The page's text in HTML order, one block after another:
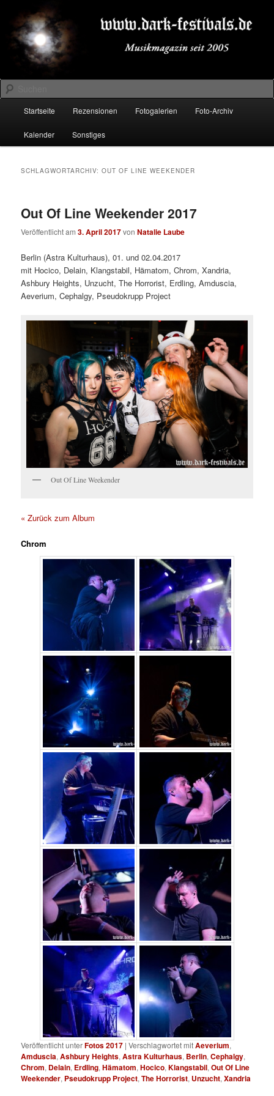
primären
Inhalt
springen
sekundären
Inhalt
springenDARK-FESTIVALS.DE
Suchen
Startseite Rezensionen Fotogalerien Foto-Archiv
Kalender Sonstiges
SCHLAGWORTARCHIV:OUT OF LINE WEEKENDER
Out Of Line Weekender 2017
Veröffentlicht am3. April 2017vonNatalie Laube
Berlin (Astra Kulturhaus), 01. und 02.04.2017
mit Hocico, Delain, Klangstabil, Hämatom, Chrom, Xandria,
Ashbury Heights, Unzucht, The Horrorist, Erdling, Amduscia,
Aeverium, Cephalgy, Pseudokrupp Project
Out Of Line Weekender
« Zurück zum Album
Chrom
Veröffentlicht unterFotos 2017 |Verschlagwortet mitAeverium,
Amduscia,Ashbury Heights,Astra Kulturhaus, Berlin,Cephalgy,
Chrom, Delain, Erdling,Hämatom,Hocico,Klangstabil,Out Of Line
Weekender, Pseudokrupp Project,The Horrorist, Unzucht,Xandria